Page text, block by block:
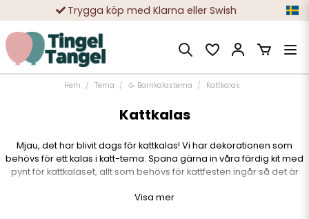
10 000-tals nöjda kunder
Hem Tema 🥳 Barnkalastema Kattkalas
Kattkalas
Mjau, det har blivit dags för kattkalas! Vi har dekorationen som
behövs för ett kalas i katt-tema. Spana gärna in våra färdig kit med
pynt för kattkalaset, allt som behövs för kattfesten ingår så det är
dig som vill sätta ihop din egna stil. Huvudsaken är att
Visa mer